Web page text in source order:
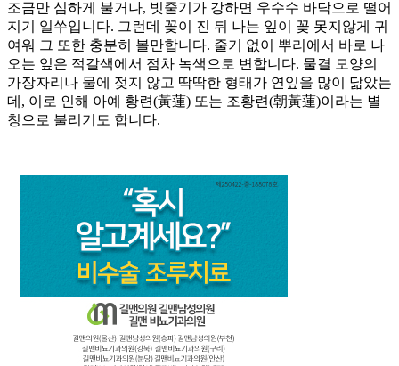
조금만 심하게 불거나, 빗줄기가 강하면 우수수 바닥으로 떨어
지기 일쑤입니다. 그런데 꽃이 진 뒤 나는 잎이 꽃 못지않게 귀
여워 그 또한 충분히 볼만합니다. 줄기 없이 뿌리에서 바로 나
오는 잎은 적갈색에서 점차 녹색으로 변합니다. 물결 모양의
가장자리나 물에 젖지 않고 딱딱한 형태가 연잎을 많이 닮았는
데, 이로 인해 아예 황련(黃蓮) 또는 조황련(朝黃蓮)이라는 별
칭으로 불리기도 합니다.